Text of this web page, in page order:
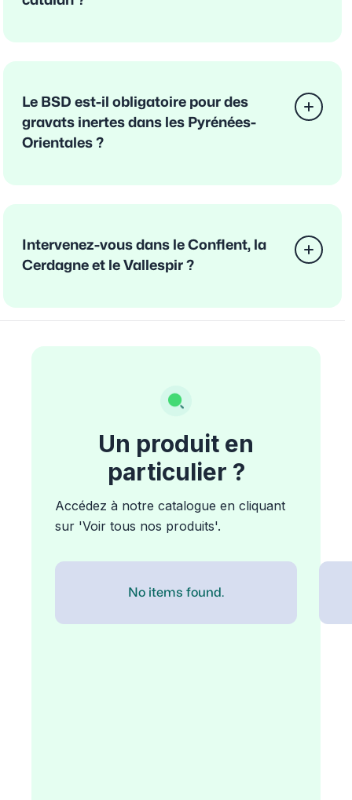
Le BSD est-il obligatoire pour des
gravats inertes dans les Pyrénées-
Orientales ?
Intervenez-vous dans le Conflent, la
Cerdagne et le Vallespir ?
Un produit en
particulier ?
Accédez à notre catalogue en cliquant
sur 'Voir tous nos produits'.
No items found.